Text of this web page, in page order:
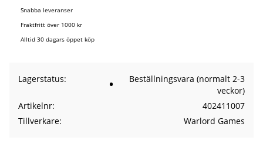
Snabba leveranser
Fraktfritt över 1000 kr
Alltid 30 dagars öppet köp
Lagerstatus
Beställningsvara (normalt 2-3
veckor)
Artikelnr
402411007
Tillverkare
Warlord Games